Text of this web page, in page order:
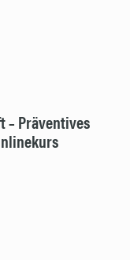
– Präventives